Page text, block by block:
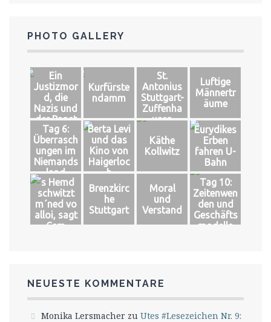
PHOTO GALLERY
Ein
Justizmor
d, die
Nazis und
der Papst
Kurfürste
ndamm
St.
Antonius
Stuttgart-
Zuffenha
usen
Luftige
Männertr
äume
Tag 6:
Überrasch
ungen im
Niemands
land
Berta Levi
und das
Kino von
Haigerloc
h
Käthe
Kollwitz
Eurydikes
Erben
fahren U-
Bahn
´s Hemd
schwitzt
m´ned vo
alloi, sagt
Cem
Brenzkirc
he
Stuttgart
Moral
und
Verstand
Tag 10:
Zeitenwen
den und
Geschäfts
modelle
NEUESTE KOMMENTARE
Monika Lersmacher zu Utes #Lesezeichen Nr. 9: